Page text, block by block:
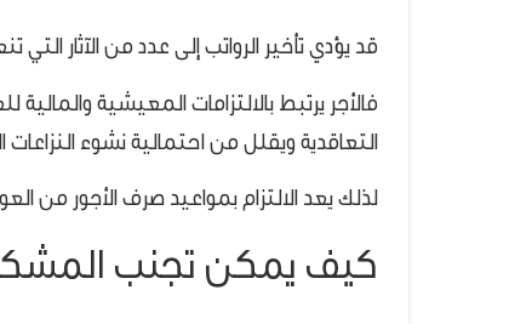
قد يؤدي تأخير الرواتب إلى عدد من الآثار
فالأجر يرتبط بالالتزامات المعيشية
التعاقدية ويقلل من احتمالية نشوء النزاعات
لذلك يعد الالتزام بمواعيد صرف الأجور
كيف يمكن تجنب